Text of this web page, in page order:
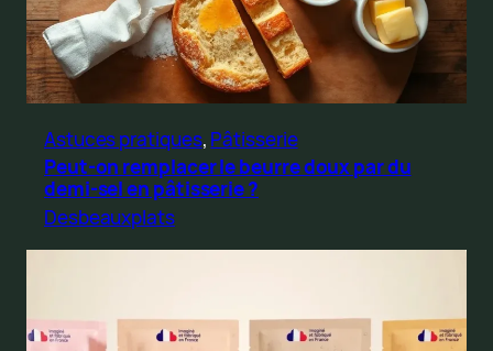
Astuces pratiques, Pâtisserie
Peut-on remplacer le beurre doux par du
demi-sel en pâtisserie ?
Desbeauxplats